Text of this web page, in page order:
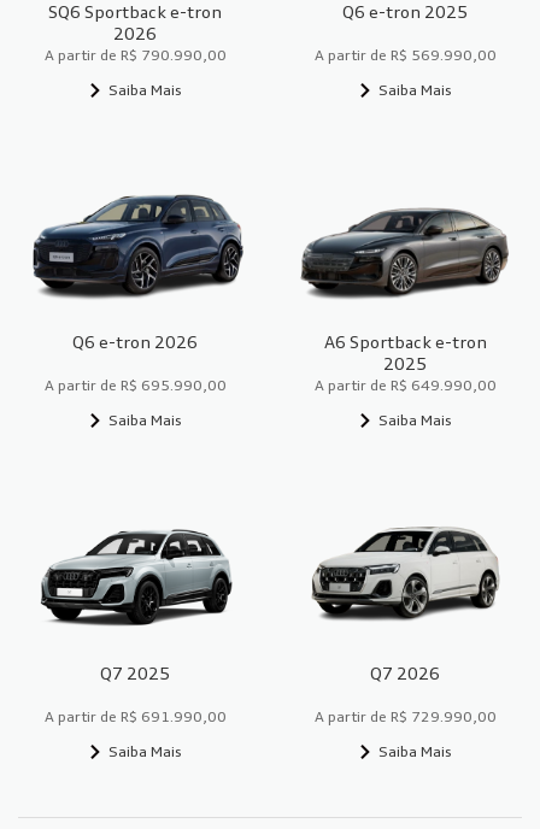
SQ6 Sportback e-tron
2026
A partir de R$ 790.990,00
Saiba Mais
Q6 e-tron 2025
A partir de R$ 569.990,00
Saiba Mais
Q6 e-tron 2026
A partir de R$ 695.990,00
Saiba Mais
A6 Sportback e-tron
2025
A partir de R$ 649.990,00
Saiba Mais
Q7 2025
A partir de R$ 691.990,00
Saiba Mais
Q7 2026
A partir de R$ 729.990,00
Saiba Mais